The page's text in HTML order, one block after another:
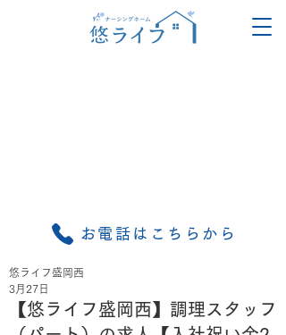
お電話はこちらから
【悠ライフ盛岡西】調理スタッフ
悠ライフ盛岡西
3月27日